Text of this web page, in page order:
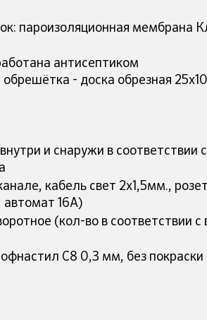
пароизоляционная мембрана
антисептиком
- доска обрезная
и снаружи в соответствии
кабель свет 2х1,5мм.,
автомат 16А)
(кол-во в соответствии с
С8 0,3 мм, без покраски